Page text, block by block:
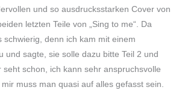
und so ausdrucksstarken Cover von
letzten Teile von „Sing to me“. Da
schwierig, denn ich kam mit einem
und sagte, sie solle dazu bitte Teil 2 und
seht schon, ich kann sehr anspruchsvolle
muss man quasi auf alles gefasst sein.